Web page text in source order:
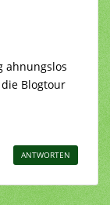
ahnungslos
Blogtour
ANTWORTEN